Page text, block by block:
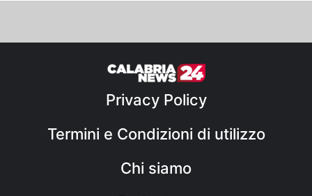
Privacy Policy
Termini e Condizioni di utilizzo
Chi siamo